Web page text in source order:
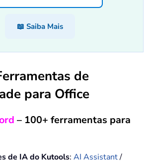
📖 Saiba Mais
de
para Office
– 100+ ferramentas para
de IA do Kutools: AI Assistant/